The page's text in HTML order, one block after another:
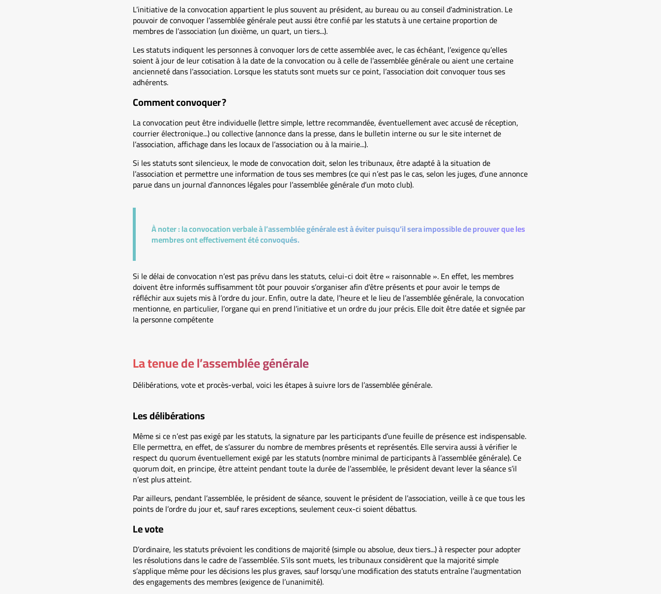
L’initiative de la convocation appartient le plus souvent au président, au bureau ou au conseil d’administration. Le
pouvoir de convoquer l’assemblée générale peut aussi être confié par les statuts à une certaine proportion de
membres de l’association (un dixième, un quart, un tiers...).
Les statuts indiquent les personnes à convoquer lors de cette assemblée avec, le cas échéant, l’exigence qu’elles
soient à jour de leur cotisation à la date de la convocation ou à celle de l’assemblée générale ou aient une certaine
ancienneté dans l’association. Lorsque les statuts sont muets sur ce point, l’association doit convoquer tous ses
adhérents.
Comment convoquer ?
La convocation peut être individuelle (lettre simple, lettre recommandée, éventuellement avec accusé de réception,
courrier électronique...) ou collective (annonce dans la presse, dans le bulletin interne ou sur le site internet de
l’association, affichage dans les locaux de l’association ou à la mairie...).
Si les statuts sont silencieux, le mode de convocation doit, selon les tribunaux, être adapté à la situation de
l’association et permettre une information de tous ses membres (ce qui n’est pas le cas, selon les juges, d’une annonce
parue dans un journal d’annonces légales pour l’assemblée générale d’un moto club).
À noter :la convocation verbale à l’assemblée générale est à éviter puisqu’il sera impossible de prouver que les
membres ont effectivement été convoqués.
Si le délai de convocation n’est pas prévu dans les statuts, celui-ci doit être « raisonnable ». En effet, les membres
doivent être informés suffisamment tôt pour pouvoir s’organiser afin d’être présents et pour avoir le temps de
réfléchir aux sujets mis à l’ordre du jour. Enfin, outre la date, l’heure et le lieu de l’assemblée générale, la convocation
mentionne, en particulier, l’organe qui en prend l’initiative et un ordre du jour précis. Elle doit être datée et signée par
la personne compétente
La tenue de l’assemblée générale
Délibérations, vote et procès-verbal, voici les étapes à suivre lors de l’assemblée générale.
Les délibérations
Même si ce n’est pas exigé par les statuts, la signature par les participants d’une feuille de présence est indispensable.
Elle permettra, en effet, de s’assurer du nombre de membres présents et représentés. Elle servira aussi à vérifier le
respect du quorum éventuellement exigé par les statuts (nombre minimal de participants à l’assemblée générale). Ce
quorum doit, en principe, être atteint pendant toute la durée de l’assemblée, le président devant lever la séance s’il
n’est plus atteint.
Par ailleurs, pendant l’assemblée, le président de séance, souvent le président de l’association, veille à ce que tous les
points de l’ordre du jour et, sauf rares exceptions, seulement ceux-ci soient débattus.
Le vote
D’ordinaire, les statuts prévoient les conditions de majorité (simple ou absolue, deux tiers...) à respecter pour adopter
les résolutions dans le cadre de l’assemblée. S’ils sont muets, les tribunaux considèrent que la majorité simple
s’applique même pour les décisions les plus graves, sauf lorsqu’une modification des statuts entraîne l’augmentation
des engagements des membres (exigence de l’unanimité).